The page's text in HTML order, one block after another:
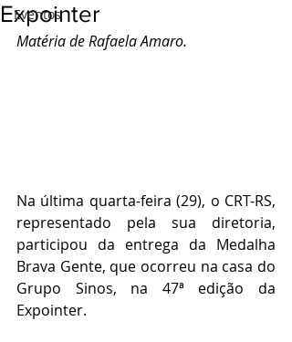
Eventos
Expointer
Matéria de Rafaela Amaro.
Na última quarta-feira (29), o CRT-RS,
representado pela sua diretoria,
participou da entrega da Medalha
Brava Gente, que ocorreu na casa do
Grupo Sinos, na 47ª edição da
Expointer.